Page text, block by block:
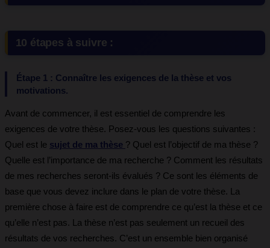
10 étapes à suivre :
Étape 1 : Connaître les exigences de la thèse et vos
motivations.
Avant de commencer, il est essentiel de comprendre les
exigences de votre thèse. Posez-vous les questions suivantes :
Quel est le sujet de ma thèse ? Quel est l’objectif de ma thèse ?
Quelle est l’importance de ma recherche ? Comment les résultats
de mes recherches seront-ils évalués ? Ce sont les éléments de
base que vous devez inclure dans le plan de votre thèse. La
première chose à faire est de comprendre ce qu’est la thèse et ce
qu’elle n’est pas. La thèse n’est pas seulement un recueil des
résultats de vos recherches. C’est un ensemble bien organisé